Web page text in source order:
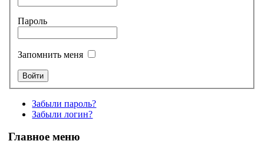
Пароль
Запомнить меня
Забыли пароль?
Забыли логин?
Главное меню